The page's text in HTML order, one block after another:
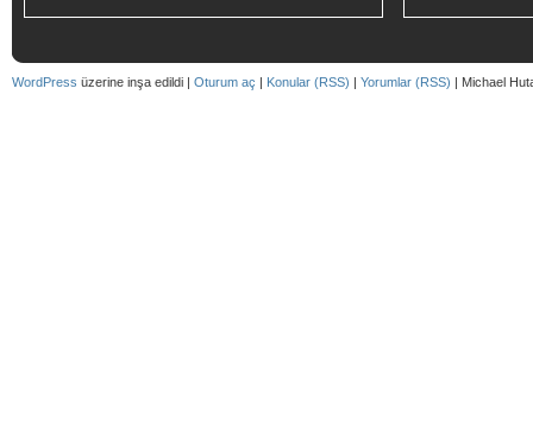
WordPress üzerine inşa edildi | Oturum aç | Konular (RSS) | Yorumlar (RSS) | Michael